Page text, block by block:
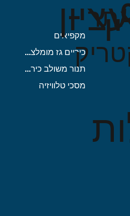
מקפיאים
כיריים גז מומלצות
תנור משולב כיריים
מסכי טלוויזיה
-